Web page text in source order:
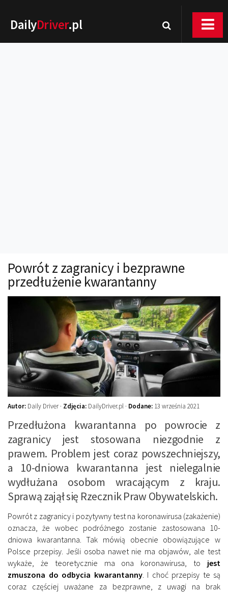
DailyDriver.pl
Technika jazdy
Oświetlenie
Przelicznik mocy
Auto z niemiec
Galerie
Powrót z zagranicy i bezprawne
przedłużenie kwarantanny
Autor: Daily Driver · Zdjęcia: DailyDriver.pl · Dodane: 13 września 2021
Przedłużona kwarantanna po powrocie z
zagranicy jest stosowana niezgodnie z
prawem. Problem jest coraz powszechniejszy,
a 10-dniowa kwarantanna jest nielegalnie
wydłużana osobom wracającym z kraju.
Sprawą zajął się Rzecznik Praw Obywatelskich.
Powrót z zagranicy i pozytywny test na koronawirusa (zakażenie)
oznacza, że wobec podróżnego zostanie zastosowana 10-
dniowa kwarantanna. Tak mówią obecnie obowiązujące w
Polsce przepisy. Jeśli osoba nawet nie ma objawów, ale test
wykaże, że teoretycznie ma ona koronawirusa, to jest
zmuszona do odbycia kwarantanny. I choć przepisy te są
coraz częściej uważane za bezprawne, z uwagi na brak